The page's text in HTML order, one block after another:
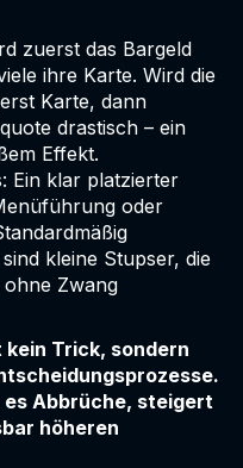
zuerst das Bargeld
ihre Karte. Wird die
Karte, dann
drastisch – ein
Effekt.
Ein klar platzierter
oder
kleine Stupser, die
Zwang
kein Trick, sondern
Abbrüche, steigert
höheren